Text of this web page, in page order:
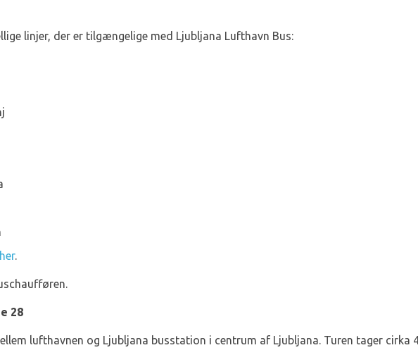
linjer, der er tilgængelige med Ljubljana Lufthavn Bus:
.
28
lufthavnen og Ljubljana busstation i centrum af Ljubljana. Turen tager cirka